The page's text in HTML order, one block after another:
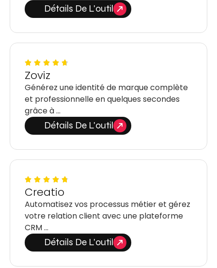
Détails De L'outil
Zoviz
Générez une identité de marque complète
et professionnelle en quelques secondes
grâce à …
Détails De L'outil
Creatio
Automatisez vos processus métier et gérez
votre relation client avec une plateforme
CRM …
Détails De L'outil